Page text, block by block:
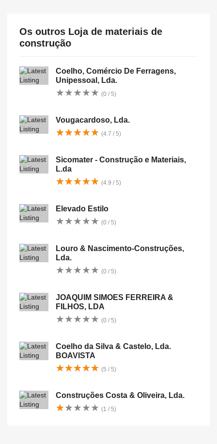
Os outros Loja de materiais de
construção
Coelho, Comércio De Ferragens,
Unipessoal, Lda.
★★★★★
★★★★★ (0 / 5)
Vougacardoso, Lda.
★★★★★
★★★★★ (4.7 / 5)
Sicomater - Construção e Materiais,
L.da
★★★★★
★★★★★ (4.9 / 5)
Elevado Estilo
★★★★★
★★★★★ (0 / 5)
Louro & Nascimento-Construções,
Lda.
★★★★★
★★★★★ (0 / 5)
JOAQUIM SIMOES FERREIRA &
FILHOS, LDA
★★★★★
★★★★★ (0 / 5)
Coelho da Silva & Castelo, Lda.
BOAVISTA
★★★★★
★★★★★ (5 / 5)
Construções Costa & Oliveira, Lda.
★★★★★
★★★★★ (1 / 5)